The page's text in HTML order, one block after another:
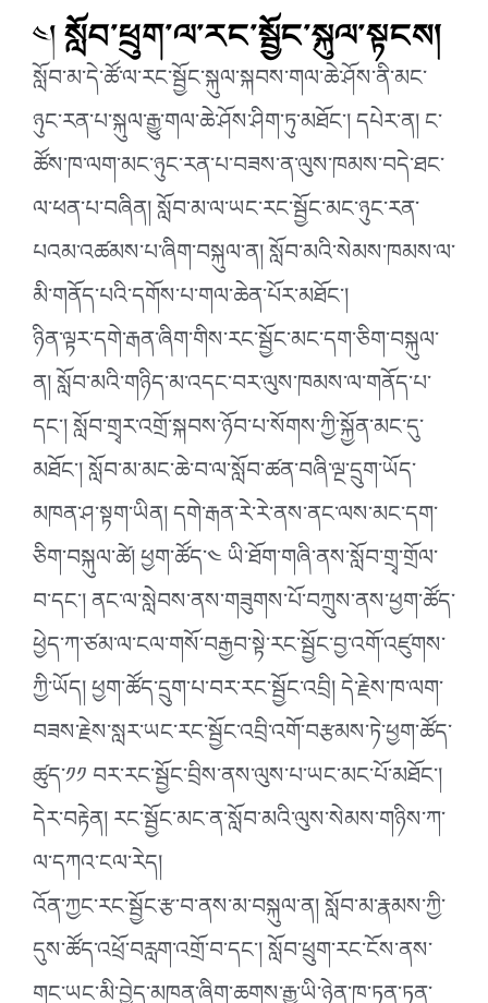
༤།སློབ་ཕྲུག་ལ་རང་སྦྱོང་སྐུལ་སྟངས།
སློབ་མ་དེ་ཚོ་ལ་རང་སྦྱོང་སྐུལ་སྐབས་གལ་ཆེ་ཤོས་ནི་མང་
ཉུང་རན་པ་སྐུལ་རྒྱུ་གལ་ཆེ་ཤོས་ཤིག་ཏུ་མཐོང་། དཔེར་ན། ང་
ཚོས་ཁ་ལག་མང་ཉུང་རན་པ་བཟས་ན་ལུས་ཁམས་བདེ་ཐང་
ལ་ཕན་པ་བཞིན། སློབ་མ་ལ་ཡང་རང་སྦྱོང་མང་ཉུང་རན་
པའམ་འཚམས་པ་ཞིག་བསྐུལ་ན། སློབ་མའི་སེམས་ཁམས་ལ་
མི་གནོད་པའི་དགོས་པ་གལ་ཆེན་པོར་མཐོང་།
ཉིན་ལྟར་དགེ་རྒན་ཞིག་གིས་རང་སྦྱོང་མང་དག་ཅིག་བསྐུལ་
ན། སློབ་མའི་གཉིད་མ་འདང་བར་ལུས་ཁམས་ལ་གནོད་པ་
དང་། སློབ་གྲྭར་འགྲོ་སྐབས་ཉོབ་པ་སོགས་ཀྱི་སྐྱོན་མང་དུ་
མཐོང་། སློབ་མ་མང་ཆེ་བ་ལ་སློབ་ཚན་བཞི་ལྔ་དྲུག་ཡོད་
མཁན་ཤ་སྟག་ཡིན། དགེ་རྒན་རེ་རེ་ནས་ནང་ལས་མང་དག་
ཅིག་བསྐུལ་ཚེ། ཕྱག་ཚོད་༤ ཡི་ཐོག་གཞི་ནས་སློབ་གྲྭ་གྲོལ་
བ་དང་། ནང་ལ་སླེབས་ནས་གཟུགས་པོ་བཀྲུས་ནས་ཕྱག་ཚོད་
ཕྱེད་ཀ་ཙམ་ལ་ངལ་གསོ་བརྒྱབ་སྟེ་རང་སྦྱོང་བྱ་འགོ་འཛུགས་
ཀྱི་ཡོད། ཕྱག་ཚོད་དྲུག་པ་བར་རང་སྦྱོང་འབྲི། དེ་རྗེས་ཁ་ལག་
བཟས་རྗེས་སླར་ཡང་རང་སྦྱོང་འབྲི་འགོ་བརྩམས་ཏེ་ཕྱག་ཚོད་
ཚུད་༡༡ བར་རང་སྦྱོང་བྲིས་ནས་ལུས་པ་ཡང་མང་པོ་མཐོང་།
དེར་བརྟེན། རང་སྦྱོང་མང་ན་སློབ་མའི་ལུས་སེམས་གཉིས་ཀ་
ལ་དཀའ་ངལ་རེད།
འོན་ཀྱང་རང་སྦྱོང་རྩ་བ་ནས་མ་བསྐུལ་ན། སློབ་མ་རྣམས་ཀྱི་
དུས་ཚོད་འཕྲོ་བརླག་འགྲོ་བ་དང་། སློབ་ཕྲུག་རང་ངོས་ནས་